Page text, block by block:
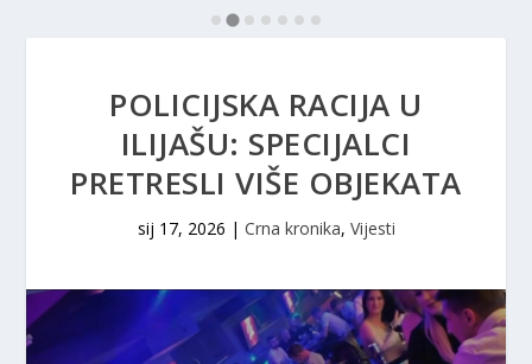
POLICIJSKA RACIJA U
ILIJAŠU: SPECIJALCI
PRETRESLI VIŠE OBJEKATA
sij 17, 2026 | Crna kronika, Vijesti